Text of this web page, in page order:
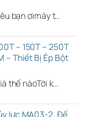
bạn ơimáy t…
– 150T – 250T
– Thiết Bị Ép Bột
thế nàoTời k…
lực MA03-2, Đế